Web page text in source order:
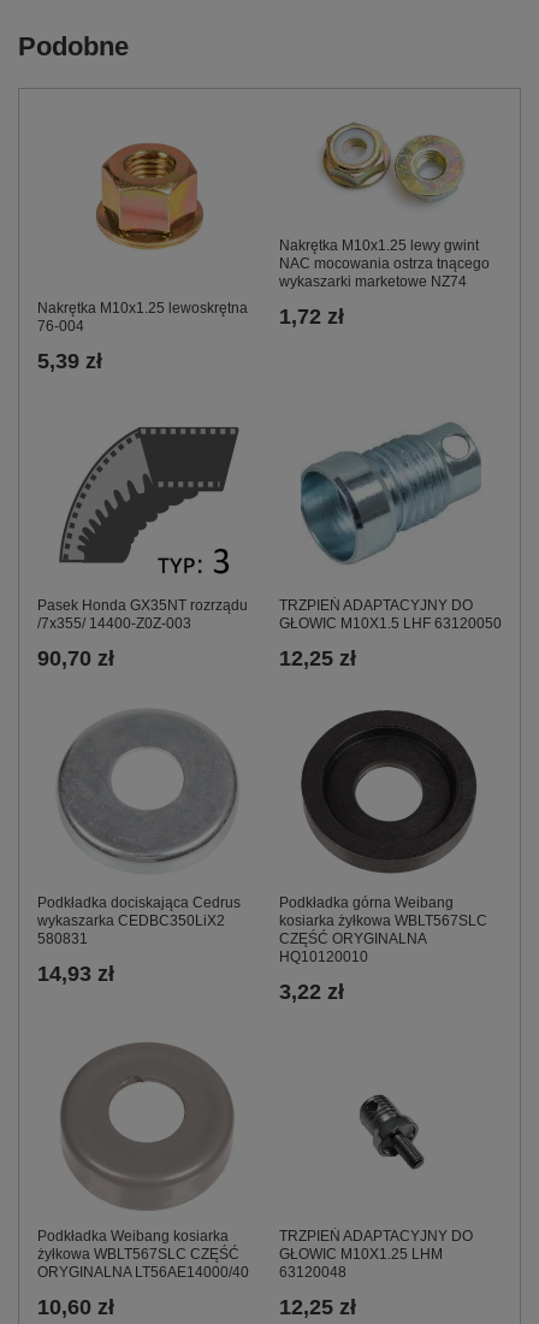
Podobne
Nakrętka M10x1.25 lewoskrętna
76-004
5,39 zł
Nakrętka M10x1.25 lewy gwint
NAC mocowania ostrza tnącego
wykaszarki marketowe NZ74
1,72 zł
Pasek Honda GX35NT rozrządu
/7x355/ 14400-Z0Z-003
90,70 zł
TRZPIEŃ ADAPTACYJNY DO
GŁOWIC M10X1.5 LHF 63120050
12,25 zł
Podkładka dociskająca Cedrus
wykaszarka CEDBC350LiX2
580831
14,93 zł
Podkładka górna Weibang
kosiarka żyłkowa WBLT567SLC
CZĘŚĆ ORYGINALNA
HQ10120010
3,22 zł
Podkładka Weibang kosiarka
żyłkowa WBLT567SLC CZĘŚĆ
ORYGINALNA LT56AE14000/40
10,60 zł
TRZPIEŃ ADAPTACYJNY DO
GŁOWIC M10X1.25 LHM
63120048
12,25 zł